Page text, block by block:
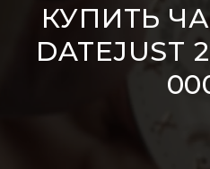
КУПИТЬ
DATEJUST